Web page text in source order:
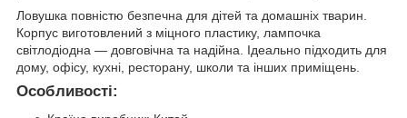
Ловушка повністю безпечна для дітей та домашніх тварин.
Корпус виготовлений з міцного пластику, лампочка
світлодіодна — довговічна та надійна. Ідеально підходить для
дому, офісу, кухні, ресторану, школи та інших приміщень.
Особливості: